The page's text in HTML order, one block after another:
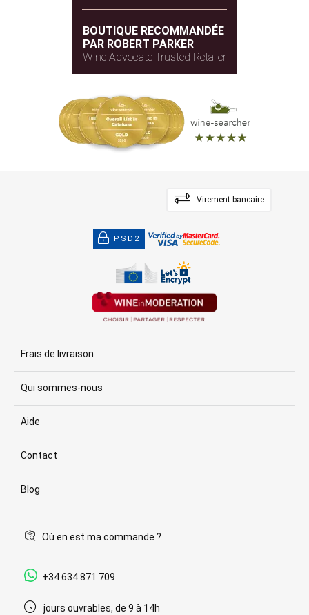
BOUTIQUE RECOMMANDÉE
PAR ROBERT PARKER
Wine Advocate Trusted Retailer
Virement bancaire
PSD2
Frais de livraison
Qui sommes-nous
Aide
Contact
Blog
Où en est ma commande ?
+34 634 871 709
jours ouvrables, de 9 à 14h